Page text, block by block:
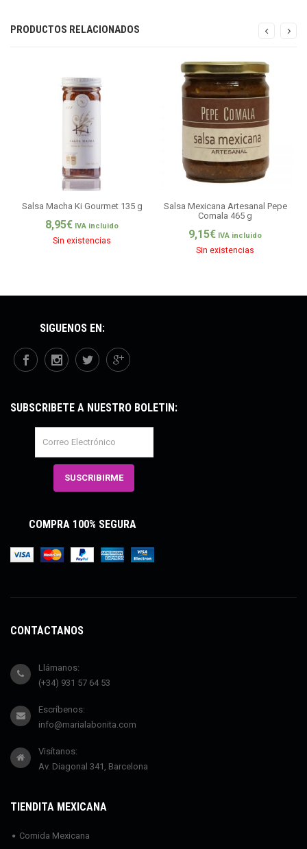
PRODUCTOS RELACIONADOS
Salsa Macha Ki Gourmet 135 g
8,95€ IVA incluido
Sin existencias
Salsa Mexicana Artesanal Pepe
Comala 465 g
9,15€ IVA incluido
Sin existencias
SÍGUENOS EN:
SUBSCRÍBETE A NUESTRO BOLETÍN:
COMPRA 100% SEGURA
CONTÁCTANOS
Llámanos:
(+34) 931 57 64 53
Escríbenos:
info@marialabonita.com
Visítanos:
Av. Diagonal 341, Barcelona
TIENDITA MEXICANA
Comida Mexicana